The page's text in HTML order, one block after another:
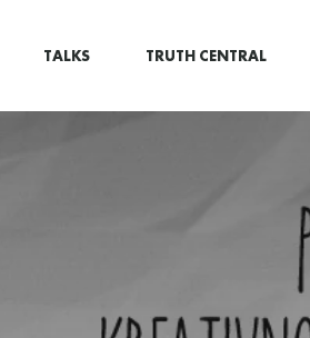
TALKS TRUTH CENTRAL